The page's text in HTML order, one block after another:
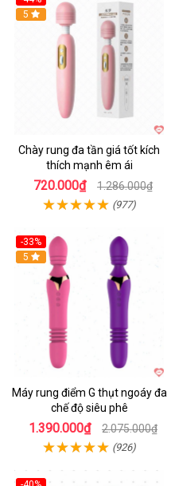
Hot
5
Chày rung đa tần giá tốt kích
thích mạnh êm ái
720.000₫ 1.286.000₫
(977)
-33%
Hot
5
Máy rung điểm G thụt ngoáy đa
chế độ siêu phê
1.390.000₫ 2.075.000₫
(926)